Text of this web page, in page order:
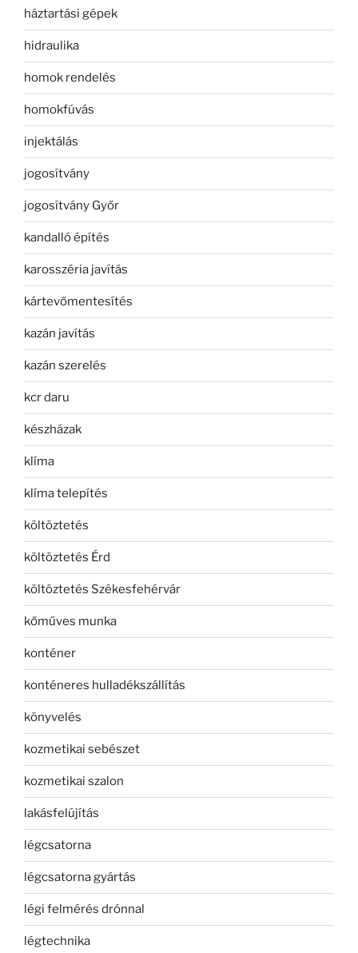
háztartási gépek
hidraulika
homok rendelés
homokfúvás
injektálás
jogosítvány
jogosítvány Győr
kandalló építés
karosszéria javítás
kártevőmentesítés
kazán javítás
kazán szerelés
kcr daru
készházak
klíma
klíma telepítés
költöztetés
költöztetés Érd
költöztetés Székesfehérvár
kőműves munka
konténer
konténeres hulladékszállítás
könyvelés
kozmetikai sebészet
kozmetikai szalon
lakásfelújítás
légcsatorna
légcsatorna gyártás
légi felmérés drónnal
légtechnika